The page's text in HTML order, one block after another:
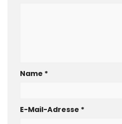
Name *
E-Mail-Adresse *